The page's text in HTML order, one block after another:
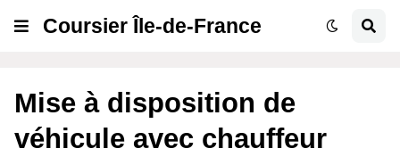
Coursier Île-de-France
Mise à disposition de
véhicule avec chauffeur